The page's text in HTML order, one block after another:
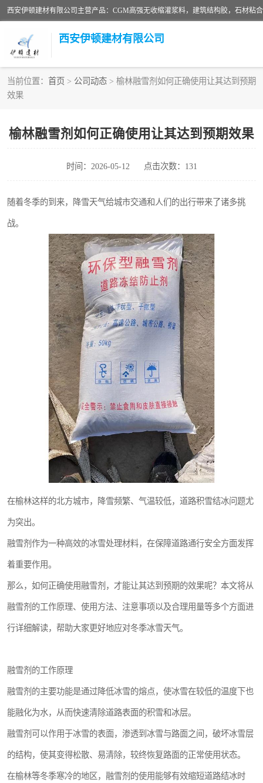
西安伊顿建材有限公司主营产品：CGM高强无收缩灌浆料，建筑结构胶，石材粘
西安伊顿建材有限公司
当前位置： 首页 > 公司动态 > 榆林融雪剂如何正确使用让其达到预期
效果
榆林融雪剂如何正确使用让其达到预期效果
时间：2026-05-12 点击次数：131
随着冬季的到来，降雪天气给城市交通和人们的出行带来了诸多挑
战。
在榆林这样的北方城市，降雪频繁、气温较低，道路积雪结冰问题尤
为突出。
融雪剂作为一种高效的冰雪处理材料，在保障道路通行安全方面发挥
着重要作用。
那么，如何正确使用融雪剂，才能让其达到预期的效果呢？本文将从
融雪剂的工作原理、使用方法、注意事项以及合理用量等多个方面进
行详细解读，帮助大家更好地应对冬季冰雪天气。
融雪剂的工作原理
融雪剂的主要功能是通过降低冰雪的熔点，使冰雪在较低的温度下也
能融化为水，从而快速清除道路表面的积雪和冰层。
融雪剂可以作用于冰雪的表面，渗透到冰雪与路面之间，破坏冰雪层
的结构，使其变得松散、易清除，较终恢复路面的正常使用状态。
在榆林等冬季寒冷的地区，融雪剂的使用能够有效缩短道路结冰时
灌浆料
环氧砂浆
碳纤维布
桥梁伸缩缝快速修补料